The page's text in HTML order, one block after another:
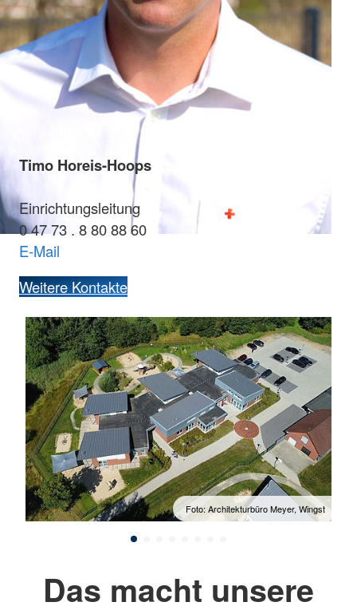
Timo Horeis-Hoops
Einrichtungsleitung
0 47 73 . 8 80 88 60
E-Mail
Weitere Kontakte
Foto: Architekturbüro Meyer, Wingst
Das macht unsere